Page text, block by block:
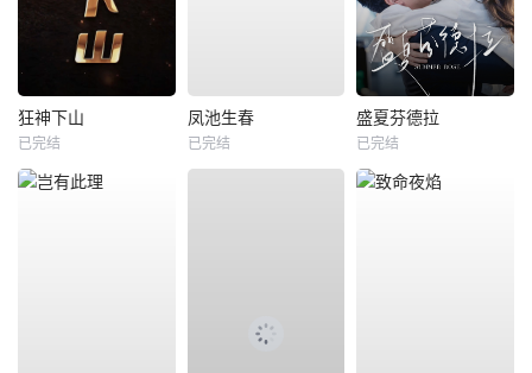
狂神下山
已完结
凤池生春
已完结
盛夏芬德拉
已完结